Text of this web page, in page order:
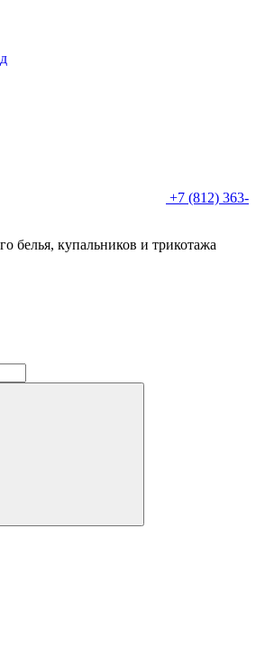
+7 (812) 363-
белья, купальников и трикотажа